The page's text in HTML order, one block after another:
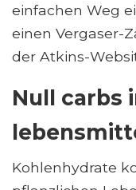
einfachen Weg
einen Vergaser-
der Atkins-
Null carbs
Kohlenhydrate